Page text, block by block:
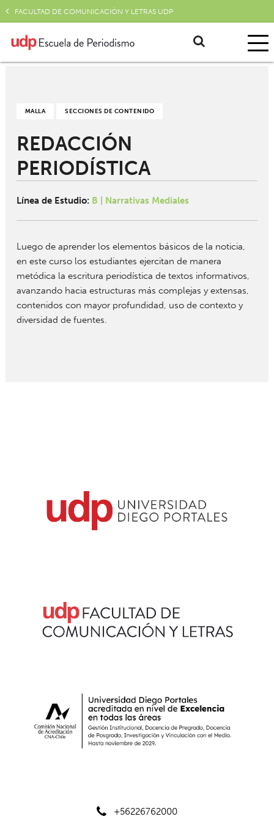
FACULTAD DE COMUNICACIÓN Y LETRAS UDP
MALLA SECCIONES DE CONTENIDO
REDACCIÓN
PERIODÍSTICA
Línea de Estudio: B | Narrativas Mediales
Luego de aprender los elementos básicos de la noticia,
en este curso los estudiantes ejercitan de manera
metódica la escritura periodística de textos informativos,
avanzando hacia estructuras más complejas y extensas,
contenidos con mayor profundidad, uso de contexto y
diversidad de fuentes.
+56226762000